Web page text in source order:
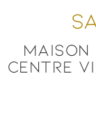
MAISON
CENTRE